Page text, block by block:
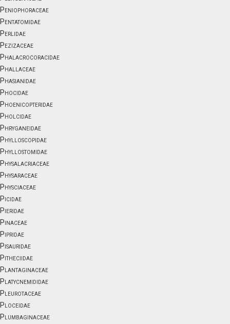
Peniophoraceae
Pentatomidae
Perlidae
Pezizaceae
Phalacrocoracidae
Phallaceae
Phasianidae
Phocidae
Phoenicopteridae
Pholcidae
Phryganeidae
Phylloscopidae
Phyllostomidae
Physalacriaceae
Physaraceae
Physciaceae
Picidae
Pieridae
Pinaceae
Pipridae
Pisauridae
Pitheciidae
Plantaginaceae
Platycnemididae
Pleurotaceae
Ploceidae
Plumbaginaceae